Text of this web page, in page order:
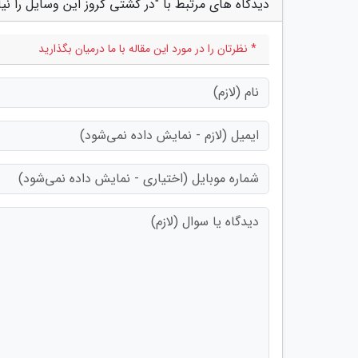
دیدگاه های مرتبط با "در کشتی کروز این وسایل را
* نظرتان را در مورد این مقاله با ما درمیان بگذارید